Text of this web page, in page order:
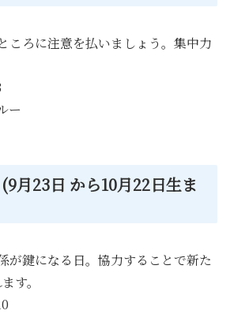
ころに注意を払いましょう。集中力
ー
月23日 から10月22日生ま
が鍵になる日。協力することで新た
す。